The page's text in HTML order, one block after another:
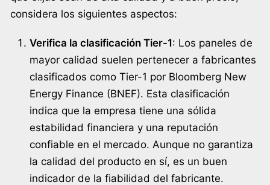
considera los siguientes aspectos:
Verifica la clasificación Tier-1: Los paneles de
mayor calidad suelen pertenecer a fabricantes
clasificados como Tier-1 por Bloomberg New
Energy Finance (BNEF). Esta clasificación
indica que la empresa tiene una sólida
estabilidad financiera y una reputación
confiable en el mercado. Aunque no garantiza
la calidad del producto en sí, es un buen
indicador de la fiabilidad del fabricante.